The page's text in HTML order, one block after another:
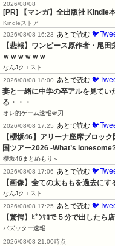
2026/08/08
[PR] 【マンガ】全出版社 Kindle
Kindleストア
2026/08/08 16:23
あとで読む
【悲報】ワンピース原作者・尾
ｗｗｗｗｗｗ
なんJクエスト
2026/08/08 18:00
あとで読む
妻と一緒に中学の卒アルを見てい
る・・・
オレ的ゲーム速報＠刃
2026/08/08 17:25
あとで読む
【櫻坂46】アリーナ座席ブロッ
国ツアー2026 -What’s
櫻坂46まとめもり～
2026/08/08 17:06
あとで読む
【画像】全ての太ももを過去に
なんJクエスト
2026/08/08 17:25
あとで読む
【驚愕】ﾋﾟﾝｻﾛで５分で出した
バズッター速報
2026/08/08 21:00時点